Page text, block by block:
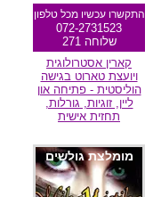
התקשרו עכשיו מכל טלפון
072-2731523
שלוחה 271
קארין אסטרולוגית
ויועצת טארוט בגישה
הוליסטית - פתיחה און
ליין, זוגיות, גורלות,
תחזית אישית
מומלצת גולשים